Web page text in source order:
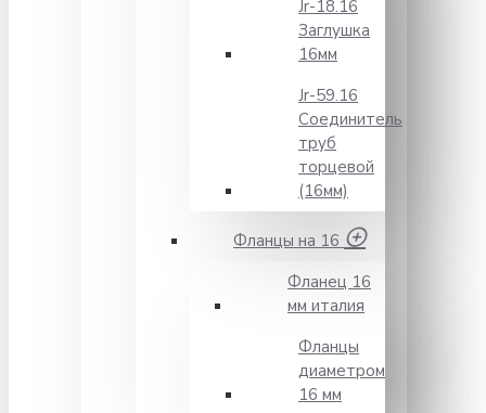
Jr-18.16
Заглушка
16мм
Jr-59.16
Соединитель
труб
торцевой
(16мм)
Фланцы на 16
Фланец 16
мм италия
Фланцы
диаметром
16 мм